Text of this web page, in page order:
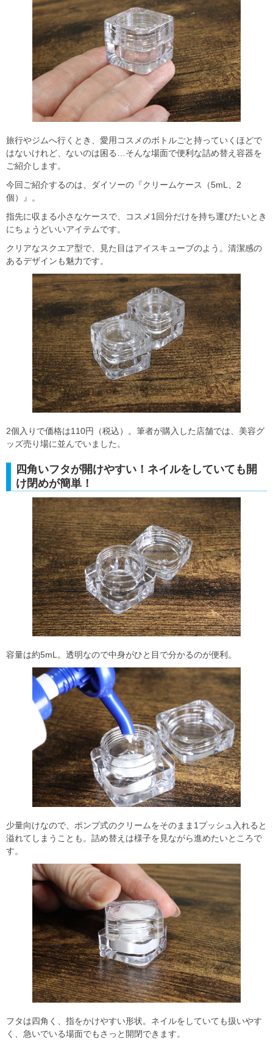
旅行やジムへ行くとき、愛用コスメのボトルごと持っていくほどで
はないけれど、ないのは困る…そんな場面で便利な詰め替え容器を
ご紹介します。
今回ご紹介するのは、ダイソーの『クリームケース（5mL、2
個）』。
指先に収まる小さなケースで、コスメ1回分だけを持ち運びたいとき
にちょうどいいアイテムです。
クリアなスクエア型で、見た目はアイスキューブのよう。清潔感の
あるデザインも魅力です。
2個入りで価格は110円（税込）。筆者が購入した店舗では、美容グ
ッズ売り場に並んでいました。
四角いフタが開けやすい！ネイルをしていても開
け閉めが簡単！
容量は約5mL。透明なので中身がひと目で分かるのが便利。
少量向けなので、ポンプ式のクリームをそのまま1プッシュ入れると
溢れてしまうことも。詰め替えは様子を見ながら進めたいところで
す。
フタは四角く、指をかけやすい形状。ネイルをしていても扱いやす
く、急いでいる場面でもさっと開閉できます。